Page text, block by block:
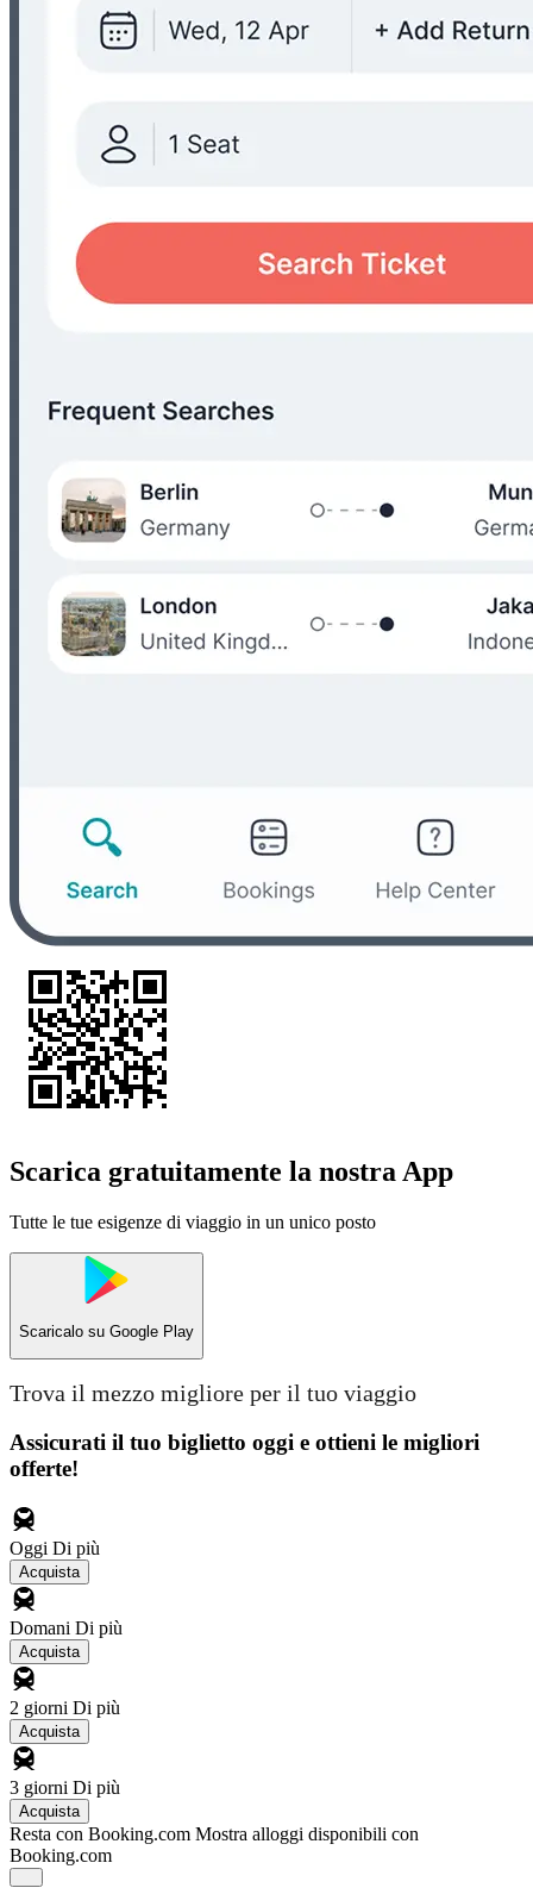
Scarica gratuitamente la nostra App
Tutte le tue esigenze di viaggio in un unico posto
Scaricalo su Google Play
Trova il mezzo migliore per il tuo viaggio
Assicurati il ​​tuo biglietto oggi e ottieni le migliori
offerte!
Oggi Di più
Acquista
Domani Di più
Acquista
2 giorni Di più
Acquista
3 giorni Di più
Acquista
Resta con Booking.com Mostra alloggi disponibili con
Booking.com